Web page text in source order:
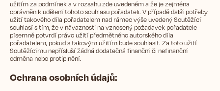
užitím za podmínek a v rozsahu zde uvedeném a že je zejména
oprávněn k udělení tohoto souhlasu pořadateli. V případě další potřeby
užití takového díla pořadatelem nad rámec výše uvedený Soutěžící
souhlasí s tím, že v návaznosti na vznesený požadavek pořadatele
písemně potvrdí právo užití předmětného autorského díla
pořadatelem, pokud s takovým užitím bude souhlasit. Za toto užití
Soutěžícímu nepřísluší žádná dodatečná finanční či nefinanční
odměna nebo protiplnění.
Ochrana osobních údajů: